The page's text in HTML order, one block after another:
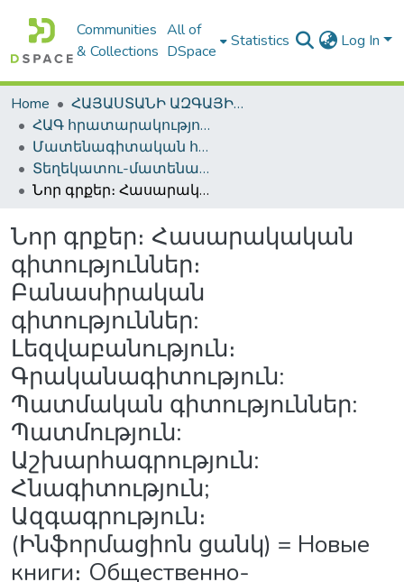
Communities
& Collections
All of
DSpace
Statistics Log In
Home
ՀԱՅԱՍՏԱՆԻ ԱԶԳԱՅԻՆ ԳՐԱԴԱՐԱՆԻ ԹՎԱՅԻՆ ՊԱՀՈՑ / DIGITAL REPOSITORY OF NLA
ՀԱԳ հրատարակություններ / NLA Publications
Մատենագիտական հրատարակություններ / Bibliographic publications
Տեղեկատու-մատենագիտական հրատարակություններ / Reference-Bibliographic Publications
Նոր գրքեր։ Հասարակական գիտություններ։ Բանասիրական գիտություններ: Լեզվաբանություն։ Գրականագիտություն: Պատմական գիտություններ: Պատմություն: Աշխարհագրություն: Հնագիտություն; Ազգագրություն։ (Ինֆորմացիոն ցանկ) = Новые книги։ Общественно-политические науки։ Филологические науки։ Языкознание։ Литературоведение։ Исторические науки։ История։ География։ Археология։ Этнография։ (Информационный указатель)
Նոր գրքեր։ Հասարակական
գիտություններ։
Բանասիրական
գիտություններ:
Լեզվաբանություն։
Գրականագիտություն:
Պատմական գիտություններ:
Պատմություն:
Աշխարհագրություն:
Հնագիտություն;
Ազգագրություն։
(Ինֆորմացիոն ցանկ) = Новые
книги։ Общественно-